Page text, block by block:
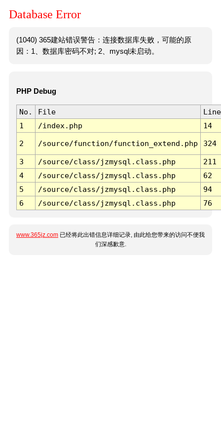
Database Error
(1040) 365建站错误警告：连接数据库失败，可能的原
因：1、数据库密码不对; 2、mysql未启动。
PHP Debug
No. File
Line
1
/index.php 14
2 /source/function/function_extend.php 324
3 /source/class/jzmysql.class.php
211
4
/source/class/jzmysql.class.php
62
5
/source/class/jzmysql.class.php
94
6
/source/class/jzmysql.class.php 76
www.365jz.com 已经将此出错信息详细记录, 由此给您带来的访问不便我
们深感歉意.